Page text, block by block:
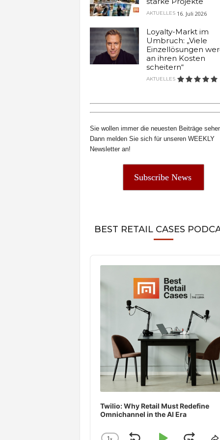
AKTUELLES 16. Juli 2026
Loyalty-Markt im
Umbruch: „Viele
Einzellösungen
an ihren Kosten
scheitern“
AKTUELLES
Sie wollen immer die neuesten Beiträge
Dann melden Sie sich für unseren WEEKLY
Newsletter an!
Subscribe News
BEST RETAIL CASES
Audio
Player
Twilio: Why Retail Must Redefine
Omnichannel in the AI Era
1x